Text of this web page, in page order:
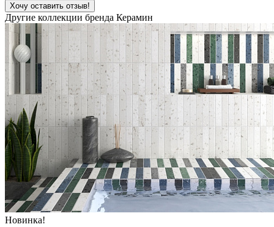
Хочу оставить отзыв!
Другие коллекции бренда Керамин
Новинка!